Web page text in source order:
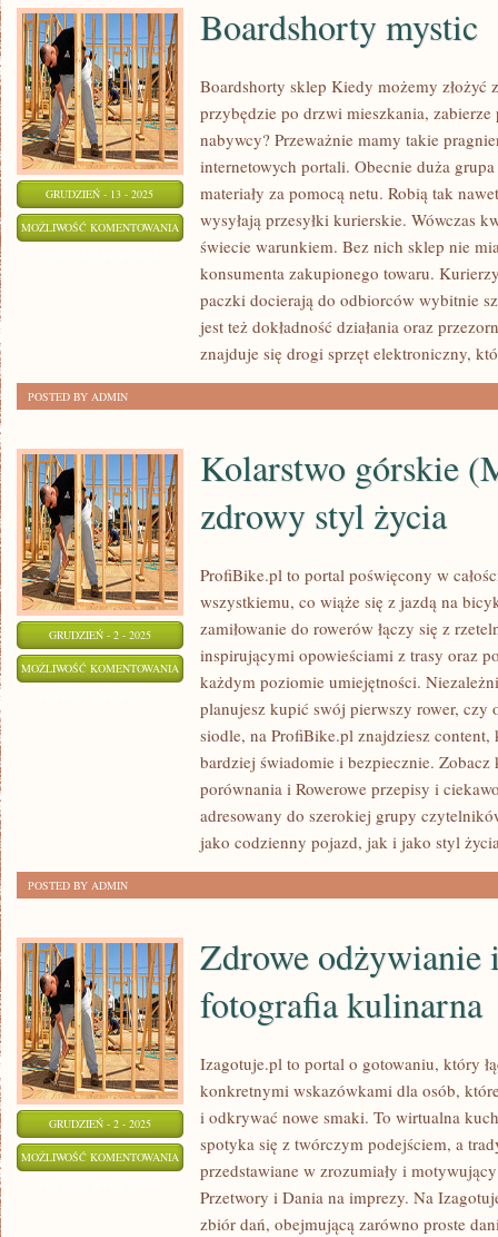
GRUDZIEŃ - 13 - 2025
MOŻLIWOŚĆ KOMENTOWANIA BOARDSHORTY
MYSTIC
Boardshorty mystic
Boardshorty sklep Kiedy możemy złożyć
przybędzie po drzwi mieszkania, zabierze
nabywcy? Przeważnie mamy takie
internetowych portali. Obecnie duża
materiały za pomocą netu. Robią tak
wysyłają przesyłki kurierskie. Wówczas
świecie warunkiem. Bez nich sklep nie
konsumenta zakupionego towaru.
paczki docierają do odbiorców wybitnie
jest też dokładność działania oraz
znajduje się drogi sprzęt elektroniczny,
POSTED BY ADMIN
GRUDZIEŃ - 2 - 2025
MOŻLIWOŚĆ KOMENTOWANIA KOLARSTWO
(MTB)
ZDROWY
Kolarstwo górskie
zdrowy styl życia
ProfiBike.pl to portal poświęcony w
wszystkiemu, co wiąże się z jazdą na
zamiłowanie do rowerów łączy się z
inspirującymi opowieściami z trasy oraz
każdym poziomie umiejętności.
planujesz kupić swój pierwszy rower, czy
siodle, na ProfiBike.pl znajdziesz
bardziej świadomie i bezpiecznie. Zobacz
porównania i Rowerowe przepisy i
adresowany do szerokiej grupy
jako codzienny pojazd, jak i jako styl
POSTED BY ADMIN
GRUDZIEŃ - 2 - 2025
MOŻLIWOŚĆ KOMENTOWANIA ZDROWE
ODŻYWIANIE
Zdrowe odżywianie
fotografia kulinarna
Izagotuje.pl to portal o gotowaniu, który
konkretnymi wskazówkami dla osób,
i odkrywać nowe smaki. To wirtualna
spotyka się z twórczym podejściem, a
przedstawiane w zrozumiały i
Przetwory i Dania na imprezy. Na
zbiór dań, obejmującą zarówno proste